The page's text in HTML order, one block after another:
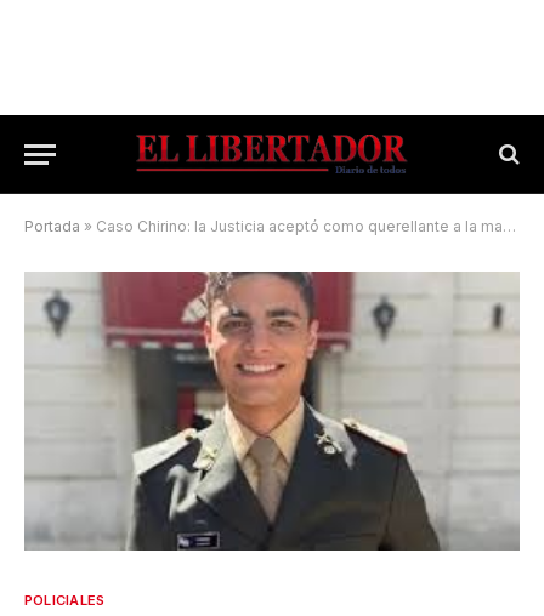
Portada » Caso Chirino: la Justicia aceptó como querellante a la madre de Matías
POLICIALES